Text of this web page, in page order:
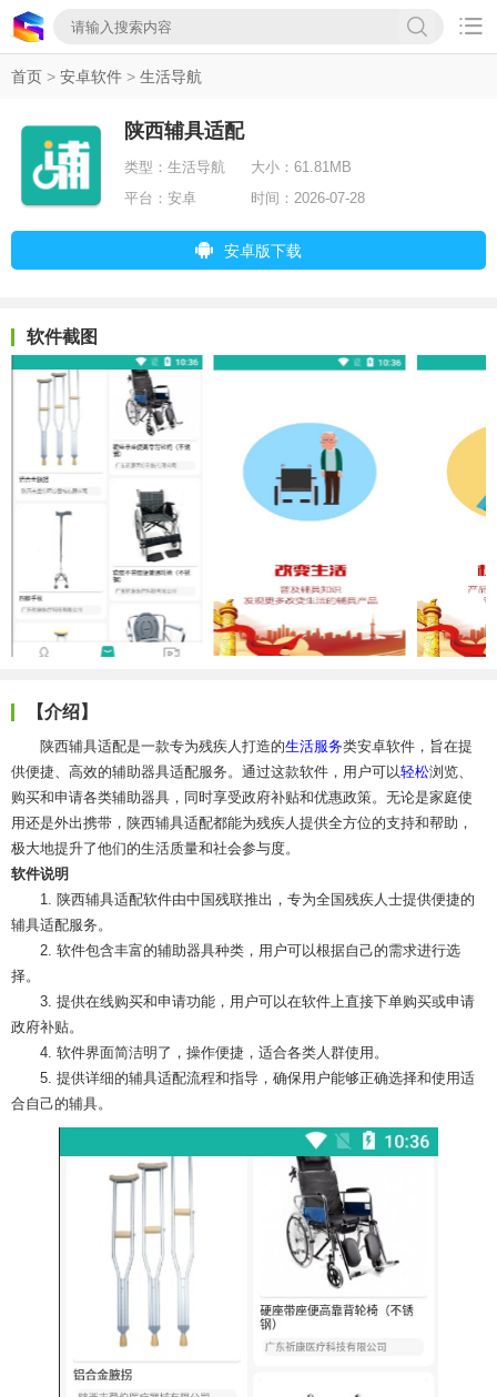

首页 > 安卓软件 > 生活导航
陕西辅具适配
类型： 生活导航 大小： 61.81MB
平台： 安卓 时间： 2026-07-28
安卓版下载
软件截图
【介绍】
陕西辅具适配是一款专为残疾人打造的生活服务类安卓软件，旨在提
供便捷、高效的辅助器具适配服务。通过这款软件，用户可以轻松浏览、
购买和申请各类辅助器具，同时享受政府补贴和优惠政策。无论是家庭使
用还是外出携带，陕西辅具适配都能为残疾人提供全方位的支持和帮助，
极大地提升了他们的生活质量和社会参与度。
软件说明
1. 陕西辅具适配软件由中国残联推出，专为全国残疾人士提供便捷的
辅具适配服务。
2. 软件包含丰富的辅助器具种类，用户可以根据自己的需求进行选
择。
3. 提供在线购买和申请功能，用户可以在软件上直接下单购买或申请
政府补贴。
4. 软件界面简洁明了，操作便捷，适合各类人群使用。
5. 提供详细的辅具适配流程和指导，确保用户能够正确选择和使用适
合自己的辅具。